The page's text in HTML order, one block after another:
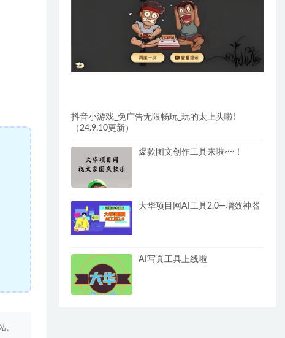
、
抖音小游戏_免广告无限畅玩_玩的太上头啦!
（24.9.10更新）
爆款图文创作工具来啦~~！
大华项目网AI工具2.0—增效神器
AI写真工具上线啦